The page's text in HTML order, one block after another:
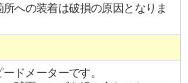
への装着は破損の原因となりま
ドメーターです。